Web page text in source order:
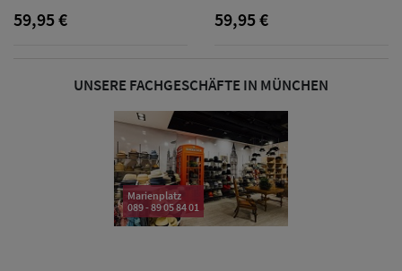
Snapback Caps
Großgrößen
59,95 € 59,95 €
UNSERE FACHGESCHÄFTE IN MÜNCHEN
Marienplatz
089 - 89 05 84 01